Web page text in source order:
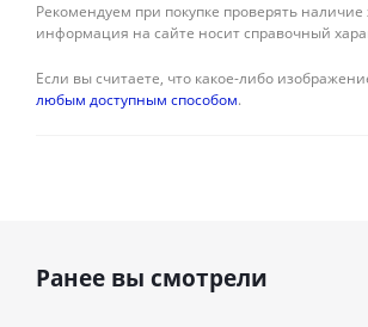
Рекомендуем при покупке проверять
информация на сайте носит справочный
Если вы считаете, что какое-либо
любым доступным способом.
Ранее вы смотрели